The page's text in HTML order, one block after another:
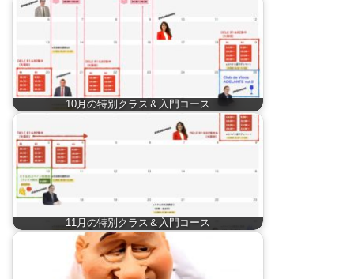
10月の特別クラス＆入門コース
11月の特別クラス＆入門コース